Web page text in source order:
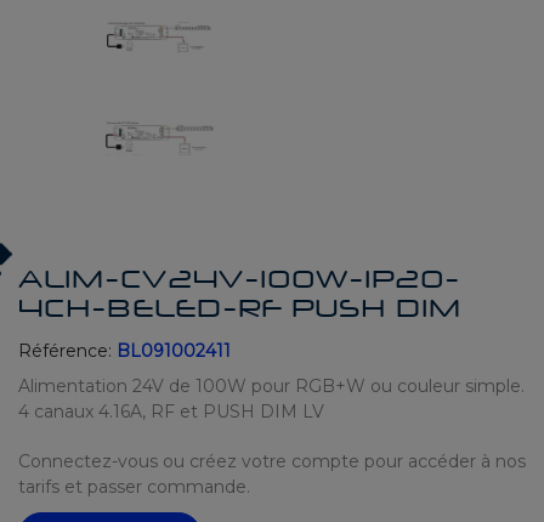
ALIM-CV24V-100W-IP20-
4CH-BELED-RF PUSH DIM
Référence: BL091002411
Alimentation 24V de 100W pour RGB+W ou couleur simple.
4 canaux 4.16A, RF et PUSH DIM LV
Connectez-vous ou créez votre compte pour accéder à nos
tarifs et passer commande.